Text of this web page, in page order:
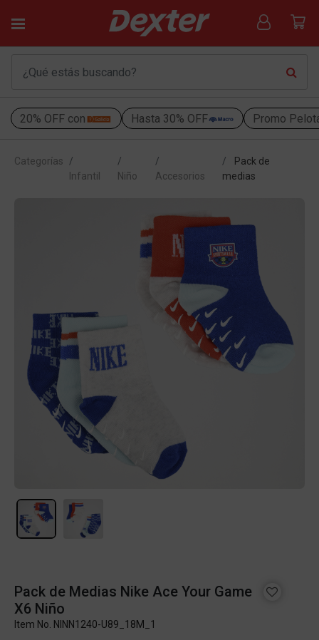
20% OFF con Hasta 30% OFF Promo
Categorías
Infantil
Niño Accesorios
Pack de
medias
Pack de Medias Nike Ace Your Game
X6 Niño
Item No. NINN1240-U89_18M_1